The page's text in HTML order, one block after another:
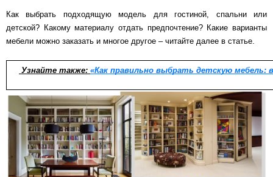
Статьи
Контакты
Как выбрать подходящую модель для гостиной, спальни или
детской? Какому материалу отдать предпочтение? Какие варианты
мебели можно заказать и многое другое – читайте далее в статье.
Узнайте также: «Как правильно выбрать детскую мебель: